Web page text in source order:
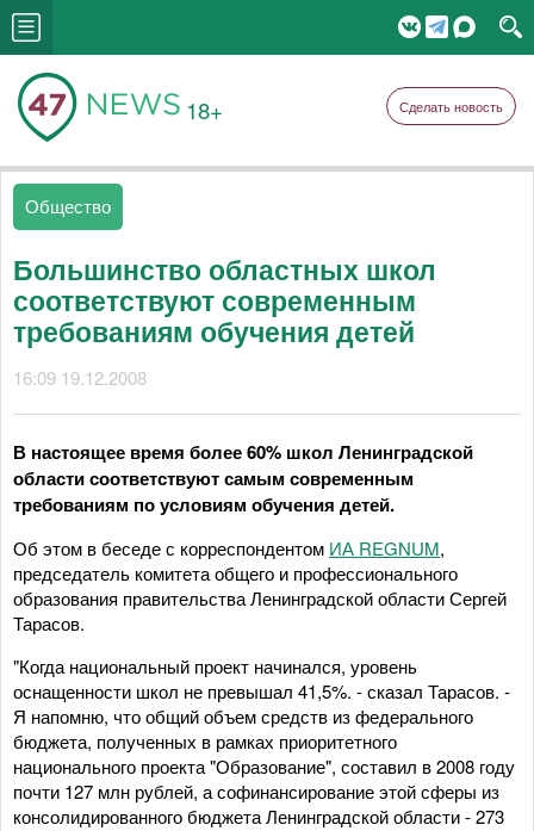
18+ Сделать новость
Общество
Большинство областных школ
соответствуют современным
требованиям обучения детей
16:09 19.12.2008
В настоящее время более 60% школ Ленинградской
области соответствуют самым современным
требованиям по условиям обучения детей.
Об этом в беседе с корреспондентом ИА REGNUM,
председатель комитета общего и профессионального
образования правительства Ленинградской области Сергей
Тарасов.
"Когда национальный проект начинался, уровень
оснащенности школ не превышал 41,5%. - сказал Тарасов. -
Я напомню, что общий объем средств из федерального
бюджета, полученных в рамках приоритетного
национального проекта "Образование", составил в 2008 году
почти 127 млн рублей, а софинансирование этой сферы из
консолидированного бюджета Ленинградской области - 273